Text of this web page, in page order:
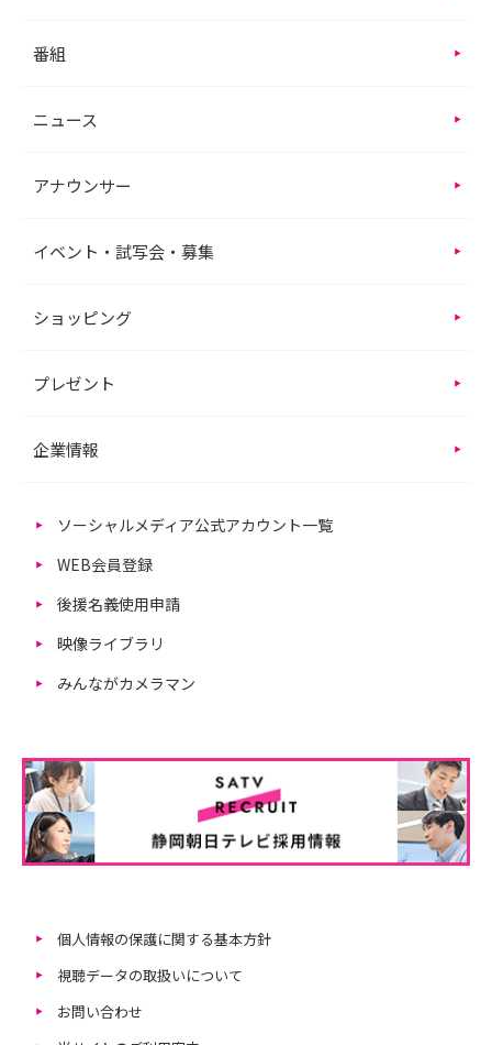
番組
ニュース
アナウンサー
イベント・試写会・募集
ショッピング
プレゼント
企業情報
ソーシャルメディア公式アカウント一覧
WEB会員登録
後援名義使用申請
映像ライブラリ
みんながカメラマン
個人情報の保護に関する基本方針
視聴データの取扱いについて
お問い合わせ